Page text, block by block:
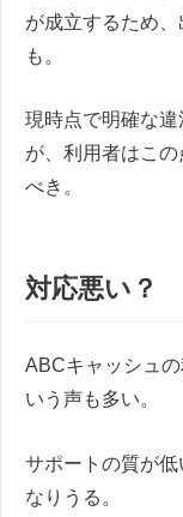
が成立するため
も。
現時点で明確な
が、利用者はこ
べき。
対応悪い？
ABCキャッシュ
いう声も多い。
サポートの質が
なりうる。